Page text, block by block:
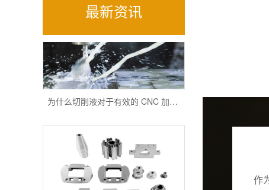
作
最新资讯
为什么切削液对于有效的 CNC 加工很重要？